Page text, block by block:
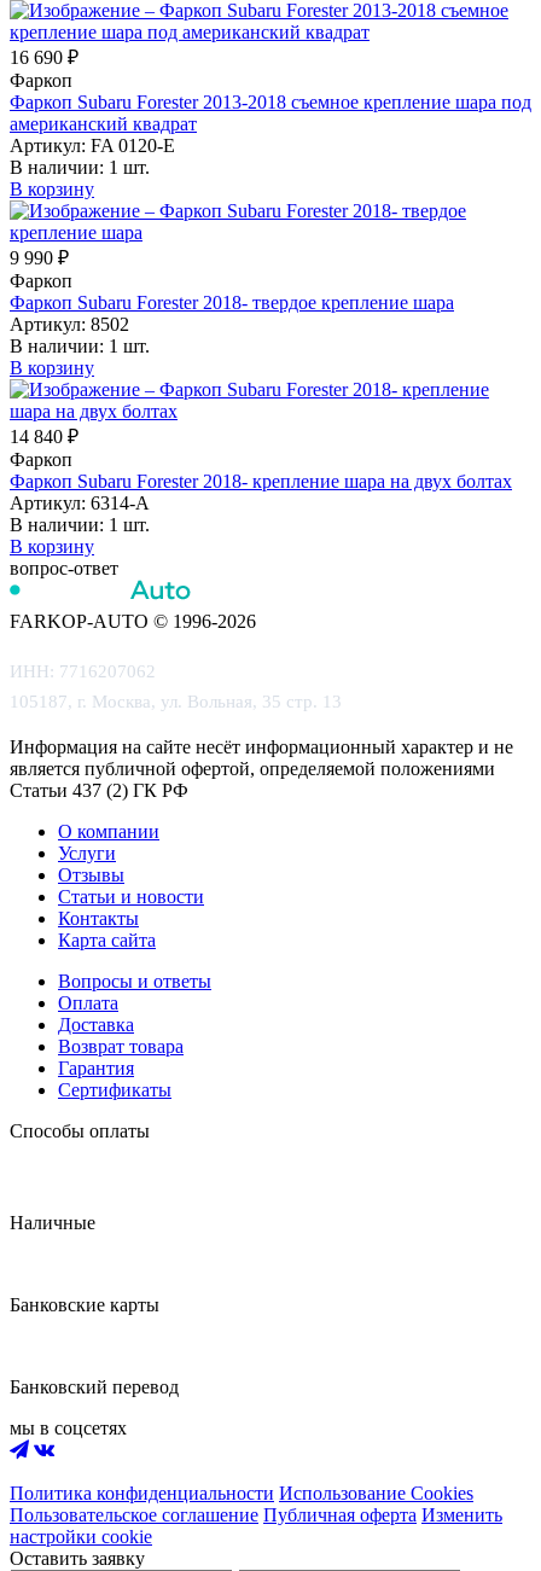
16 690 ₽
Фаркоп
Фаркоп Subaru Forester 2013-2018 съемное крепление шара под
американский квадрат
Артикул: FA 0120-E
В наличии: 1 шт.
В корзину
9 990 ₽
Фаркоп
Фаркоп Subaru Forester 2018- твердое крепление шара
Артикул: 8502
В наличии: 1 шт.
В корзину
14 840 ₽
Фаркоп
Фаркоп Subaru Forester 2018- крепление шара на двух болтах
Артикул: 6314-A
В наличии: 1 шт.
В корзину
вопрос-ответ
FARKOP-AUTO © 1996-2026
ИНН: 7716207062
105187, г. Москва, ул. Вольная, 35 стр. 13
Информация на сайте несёт информационный характер и не
является публичной офертой, определяемой положениями
Статьи 437 (2) ГК РФ
О компании
Услуги
Отзывы
Статьи и новости
Контакты
Карта сайта
Вопросы и ответы
Оплата
Доставка
Возврат товара
Гарантия
Сертификаты
Способы оплаты
Наличные
Банковские карты
Банковский перевод
мы в соцсетях
Политика конфиденциальности Использование Cookies
Пользовательское соглашение Публичная оферта Изменить
настройки cookie
Оставить заявку